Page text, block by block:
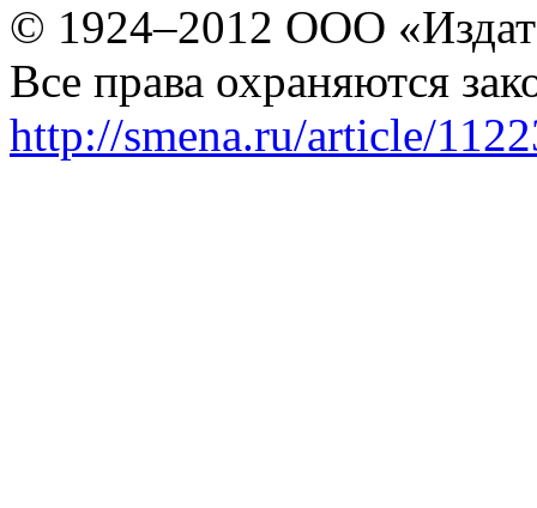
© 1924–2012 ООО
Все права охраняются
http://smena.ru/article/